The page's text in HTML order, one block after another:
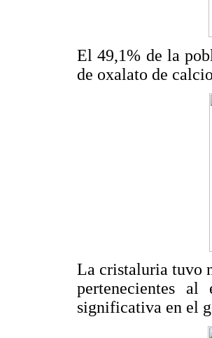
El 49,1% de la
de oxalato de
La cristaluria tuvo
pertenecientes al
significativa en el